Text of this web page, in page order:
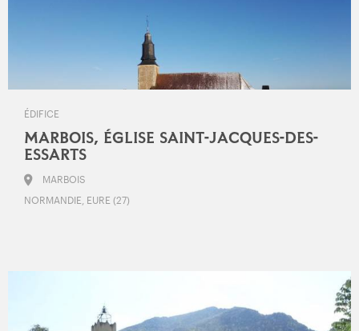
ÉDIFICE
MARBOIS, ÉGLISE SAINT-JACQUES-DES-
ESSARTS
MARBOIS
NORMANDIE, EURE (27)